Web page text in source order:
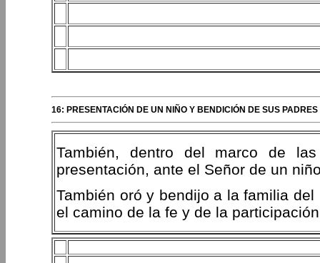
16: PRESENTACIÓN DE UN NIÑO Y BENDICIÓN DE SUS
También, dentro del marco de
presentación, ante el Señor de un
También oró y bendijo a la familia
el camino de la fe y de la